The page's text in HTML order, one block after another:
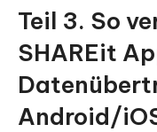
Teil 3. So
SHAREit
Android/